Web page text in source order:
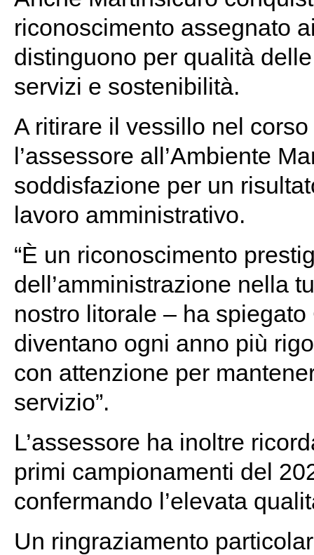
riconoscimento assegnato
distinguono per qualità
servizi e sostenibilità.
A ritirare il vessillo nel
l’assessore all’Ambiente
soddisfazione per un
lavoro amministrativo.
“È un riconoscimento
dell’amministrazione nella
nostro litorale – ha
diventano ogni anno più
con attenzione per
servizio”.
L’assessore ha inoltre
primi campionamenti del
confermando l’elevata
Un ringraziamento